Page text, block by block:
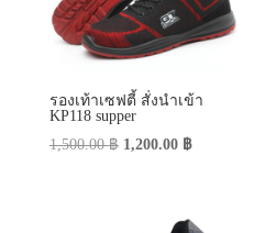
รองเท้าเซฟตี้ สั่งนำเข้า
KP118 supper
1,500.00฿ Original
1,500.00 ฿.
1,200.00 ฿Current
1,200.00